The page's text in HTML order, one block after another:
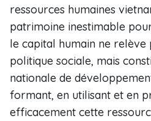
ressources humaines
patrimoine inestimable
le capital humain ne relève
politique sociale, mais
nationale de
formant, en utilisant et en
efficacement cette